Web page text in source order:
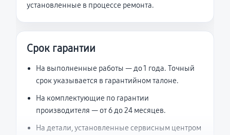
установленные в процессе ремонта.
Срок гарантии
На выполненные работы — до 1 года. Точный
срок указывается в гарантийном талоне.
На комплектующие по гарантии
производителя — от 6 до 24 месяцев.
На детали, установленные сервисным центром